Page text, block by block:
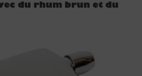
du rhum brun et du